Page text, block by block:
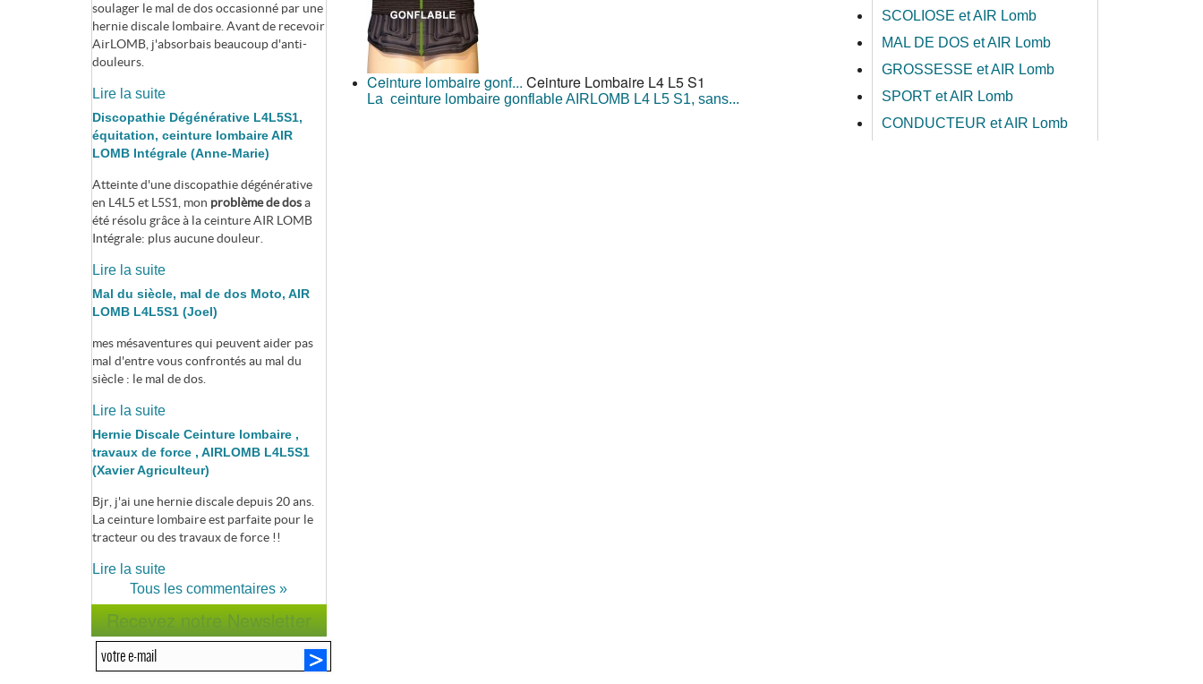
Ceinture lombaire gonf... Ceinture Lombaire L4 L5 S1
La ceinture lombaire gonflable AIRLOMB L4 L5 S1, sans...
SCOLIOSE et AIR Lomb
MAL DE DOS et AIR Lomb
GROSSESSE et AIR Lomb
SPORT et AIR Lomb
CONDUCTEUR et AIR Lomb
soulager le mal de dos occasionné par une
hernie discale lombaire. Avant de recevoir
AirLOMB, j'absorbais beaucoup d'anti-
douleurs.
Lire la suite
Discopathie Dégénérative L4L5S1,
équitation, ceinture lombaire AIR
LOMB Intégrale (Anne-Marie)
Atteinte d'une discopathie dégénérative
en L4L5 et L5S1, mon problème de dosa
été résolu grâce à la ceinture AIR LOMB
Intégrale: plus aucune douleur.
Lire la suite
Mal du siècle, mal de dos Moto, AIR
LOMB L4L5S1 (Joel)
mes mésaventures qui peuvent aider pas
mal d'entre vous confrontés au mal du
siècle : le mal de dos.
Lire la suite
Hernie Discale Ceinture lombaire ,
travaux de force , AIRLOMB L4L5S1
(Xavier Agriculteur)
Bjr, j'ai une hernie discale depuis 20 ans.
La ceinture lombaire est parfaite pour le
tracteur ou des travaux de force !!
Lire la suite
Tous les commentaires »
Recevez notre Newsletter